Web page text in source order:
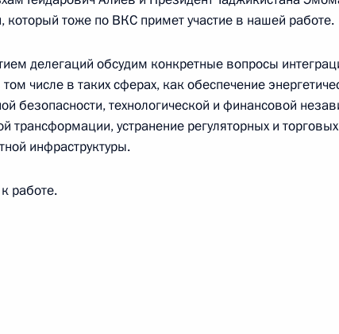
узком составе
Евразийского экономического форума
тоже по ВКС примет участие в нашей работе.
делегаций обсудим конкретные вопросы
числе в таких сферах, как обеспечение
безопасности, технологической и финансовой
трансформации, устранение регуляторных и
инфраструктуры.
работе.